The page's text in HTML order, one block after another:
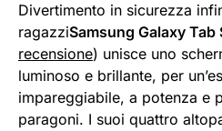
Divertimento in sicurezza
ragazziSamsung Galaxy Tab
recensione) unisce uno
luminoso e brillante, per
impareggiabile, a potenza e
paragoni. I suoi quattro